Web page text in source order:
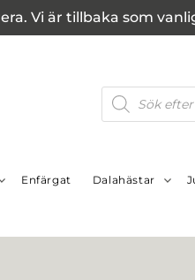
Vi är tillbaka som
Enfärgat Dalahästar